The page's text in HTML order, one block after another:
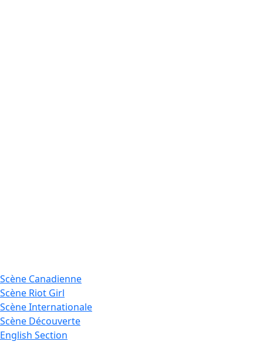
Scène Canadienne
Scène Riot Girl
ScèneInternationale
Scène Découverte
English Section